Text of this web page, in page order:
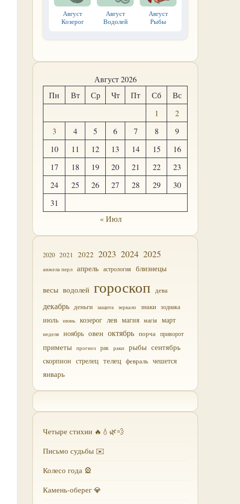
Август
Козерог
Август
Водолей
Август
Рыбы
Август 2026
Пн
Вт Ср Чт Пт Сб
Вс
1
2
3
4 5 6 7 8
9
10
11 12 13 14 15
16
17
18 19 20 21 22
23
24
25 26 27 28 29
30
31
« Июл
2020 2021 2022 2023 2024 2025
анжела перл апрель астрология близнецы
весы водолей гороскоп дева
декабрь деньги защита зеркало знаки зодиака
июль июнь козерог лев магия магія март
неделя ноябрь овен октябрь порча приворот
приметы прогноз рак раки рыбы сентябрь
скорпион стрелец телец февраль чешется
январь
Четыре стихии 🔥💧🌿💨
Письмо судьбы ✉️
Колесо года 🎡
Камень-оберег 💎